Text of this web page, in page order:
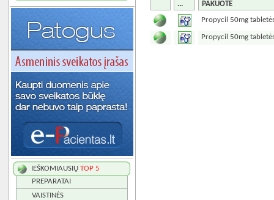
IEŠKOMIAUSIŲ TOP 5
PREPARATAI
VAISTINĖS
...
PAKUOTĖ
Propycil 50mg
Propycil 50mg